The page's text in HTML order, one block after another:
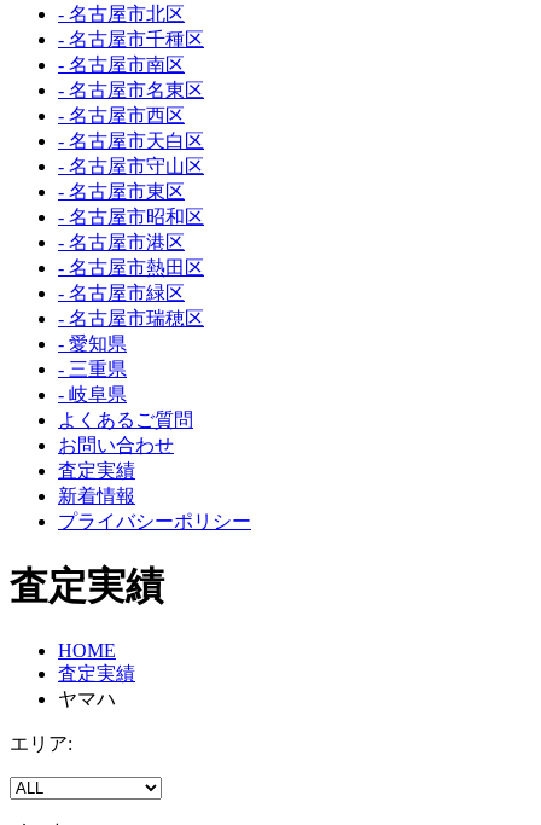
- 名古屋市北区
- 名古屋市千種区
- 名古屋市南区
- 名古屋市名東区
- 名古屋市西区
- 名古屋市天白区
- 名古屋市守山区
- 名古屋市東区
- 名古屋市昭和区
- 名古屋市港区
- 名古屋市熱田区
- 名古屋市緑区
- 名古屋市瑞穂区
- 愛知県
- 三重県
- 岐阜県
よくあるご質問
お問い合わせ
査定実績
新着情報
プライバシーポリシー
査定実績
HOME
査定実績
ヤマハ
エリア: